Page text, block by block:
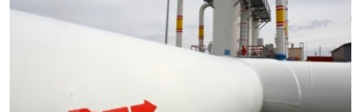
пошуку
ВСЕ ЗА ДЕНЬ
ДЕПОРТАЦІЯ
ЯК ОБІЙТИ БЛОКУВАННЯ